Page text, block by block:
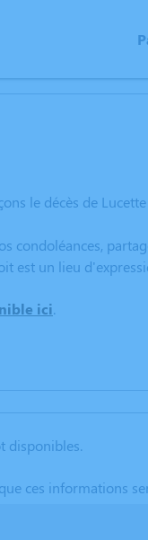
le décès de
condoléances,
est un lieu
ici.
disponibles.
ces informations